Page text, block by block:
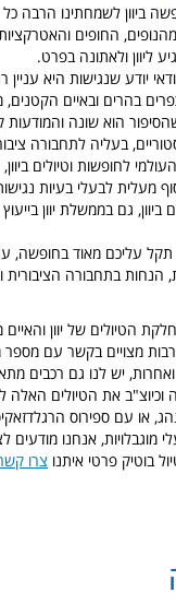
ביוון לשמחתינו הרבה כל
החופים והאטרקציות
ליוון ולאתונה בפרט.
יודע שנגישות היא עניין
בהרים ובאיים
הוא שונה והמודעות
בעליה לתחבורה
לחופשות וטיולים
מעלית לבעלי בעיות
גם בממשלת יוון
תקל עליכם מאוד בחופשה,
הנחות בתחבורה הציבורית
הטיולים של יוון
רבות מצויים בקשר עם
יש לנו גם רכבים
את הטיולים האלה
או עם ספירוס
אנחנו מודעים
בוטיק פרטי איתנו צרו